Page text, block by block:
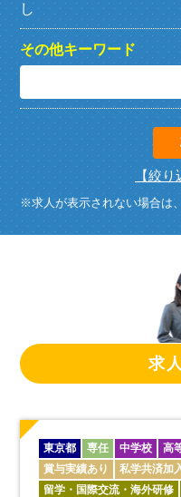
し
その他キーワード
【絞り
※求人が表示されない場合は
求
東京都 専任 中学校 高
賞与実績あり
私学共済加
留学・国際交流・海外研修